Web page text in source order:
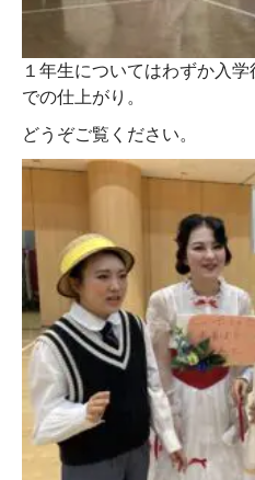
１年生についてはわずか入
での仕上がり。
どうぞご覧ください。